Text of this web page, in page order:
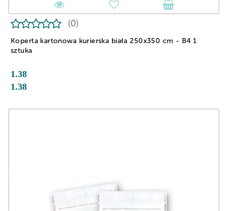
Koperta kartonowa kurierska biała 250x350 cm - B4 1
sztuka
(0)
1.38
1.38